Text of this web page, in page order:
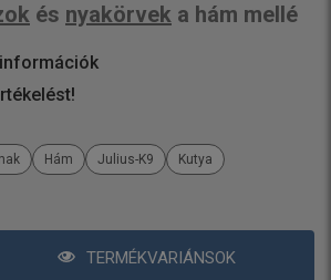
TERMÉKVARIÁNSOK
és nyakörvek a hám mellé
Hám Julius-K9 Kutya